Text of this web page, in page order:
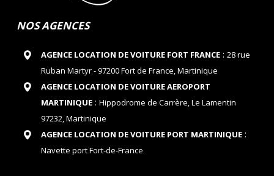
NOS AGENCES
AGENCE LOCATION DE VOITURE FORT FRANCE: 28 rue
Ruban Martyr - 97200 Fort de France, Martinique
AGENCE LOCATION DE VOITURE AEROPORT
MARTINIQUE: Hippodrome de Carrère, Le Lamentin
97232, Martinique
AGENCE LOCATION DE VOITURE PORT MARTINIQUE:
Navette port Fort-de-France